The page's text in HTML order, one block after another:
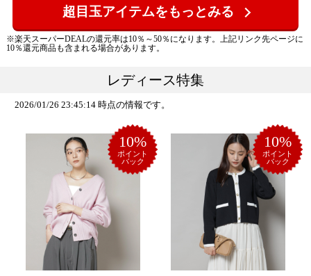
超目玉アイテムをもっとみる
※楽天スーパーDEALの還元率は10％～50％になります。上記リンク先ページに
10％還元商品も含まれる場合があります。
レディース特集
10%
ポイント
バック
10%
ポイント
バック
2026/01/26 23:45:14 時点の情報です。